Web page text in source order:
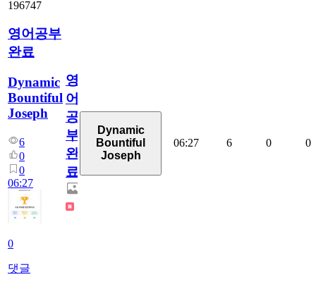
196747
영어공부
완료
Dynamic
Bountiful
Joseph
6
0
0
06:27
0
댓글
영
어
공
부
완
료
Dynamic
Bountiful
Joseph
06:27 6 0 0